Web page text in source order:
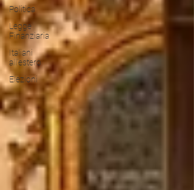
Politica
Legge
Finanziaria
Italiani
all'estero
Elezioni